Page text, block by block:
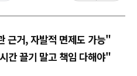
근거, 자발적 면제도 가능"
간 끌기 말고 책임 다해야"